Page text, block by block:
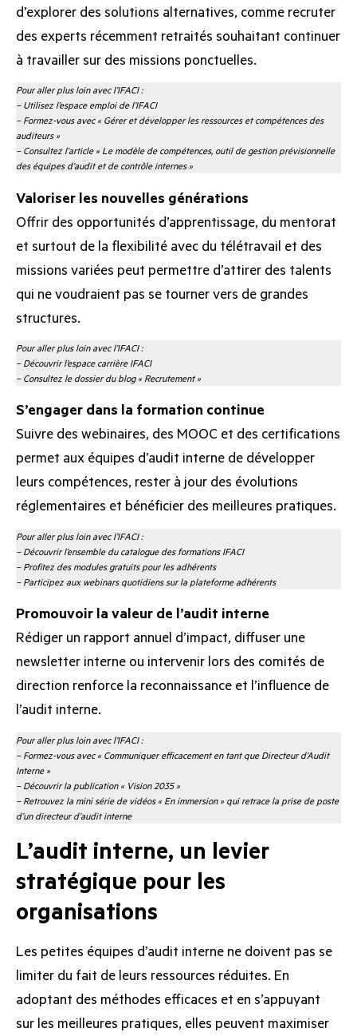
d’explorer des solutions alternatives, comme recruter
des experts récemment retraités souhaitant continuer
à travailler sur des missions ponctuelles.
Pour aller plus loin avec l’IFACI :
– Utilisez l’espace emploi de l’IFACI
– Formez-vous avec « Gérer et développer les ressources et compétences des
auditeurs »
– Consultez l’article « Le modèle de compétences, outil de gestion prévisionnelle
des équipes d’audit et de contrôle internes »
Valoriser les nouvelles générations
Offrir des opportunités d’apprentissage, du mentorat
et surtout de la flexibilité avec du télétravail et des
missions variées peut permettre d’attirer des talents
qui ne voudraient pas se tourner vers de grandes
structures.
Pour aller plus loin avec l’IFACI :
– Découvrir l’espace carrière IFACI
– Consultez le dossier du blog « Recrutement »
S’engager dans la formation continue
Suivre des webinaires, des MOOC et des certifications
permet aux équipes d’audit interne de développer
leurs compétences, rester à jour des évolutions
réglementaires et bénéficier des meilleures pratiques.
Pour aller plus loin avec l’IFACI :
– Découvrir l’ensemble du catalogue des formations IFACI
– Profitez des modules gratuits pour les adhérents
– Participez aux webinars quotidiens sur la plateforme adhérents
Promouvoir la valeur de l’audit interne
Rédiger un rapport annuel d’impact, diffuser une
newsletter interne ou intervenir lors des comités de
direction renforce la reconnaissance et l’influence de
l’audit interne.
Pour aller plus loin avec l’IFACI :
– Formez-vous avec « Communiquer efficacement en tant que Directeur d’Audit
Interne »
– Découvrir la publication « Vision 2035 »
– Retrouvez la mini série de vidéos « En immersion » qui retrace la prise de poste
d’un directeur d’audit interne
L’audit interne, un levier
stratégique pour les
organisations
Les petites équipes d’audit interne ne doivent pas se
limiter du fait de leurs ressources réduites. En
adoptant des méthodes efficaces et en s’appuyant
sur les meilleures pratiques, elles peuvent maximiser